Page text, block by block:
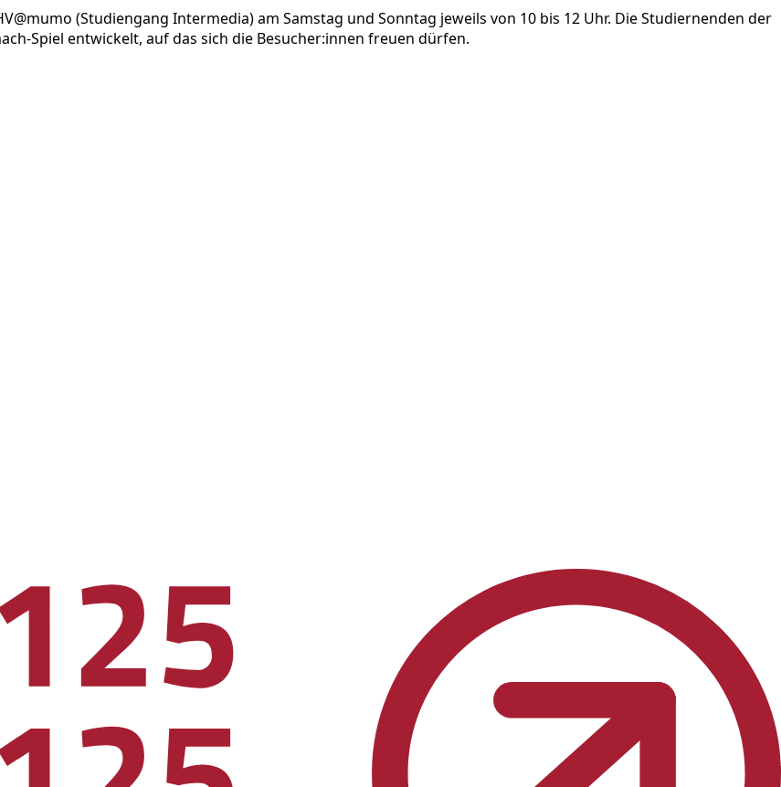
(Studiengang Intermedia) am Samstag und Sonntag jeweils von 10 bis 12 Uhr. Die Studiernenden der
Spiel entwickelt, auf das sich die Besucher:innen freuen dürfen.